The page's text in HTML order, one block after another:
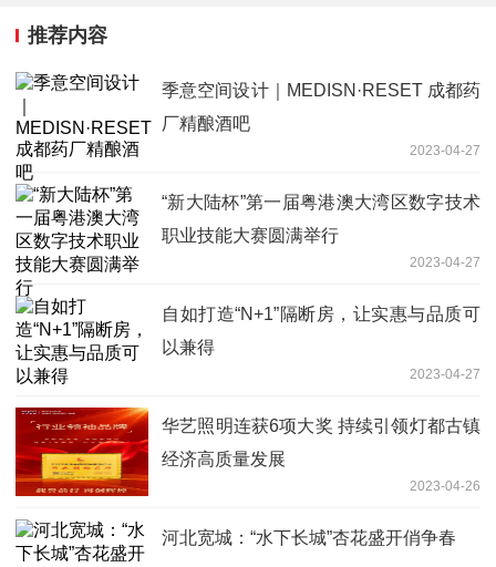
推荐内容
季意空间设计｜MEDISN·RESET 成都药
厂精酿酒吧
2023-04-27
“新大陆杯”第一届粤港澳大湾区数字技术
职业技能大赛圆满举行
2023-04-27
自如打造“N+1”隔断房，让实惠与品质可
以兼得
2023-04-27
华艺照明连获6项大奖 持续引领灯都古镇
经济高质量发展
2023-04-26
河北宽城：“水下长城”杏花盛开俏争春